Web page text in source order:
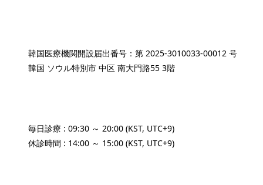
韓国医療機関開設届出番号：第 2025-3010033-00012 号
韓国 ソウル特別市 中区 南大門路55 3階
毎日診療 : 09:30 ～ 20:00 (KST, UTC+9)
休診時間 : 14:00 ～ 15:00 (KST, UTC+9)